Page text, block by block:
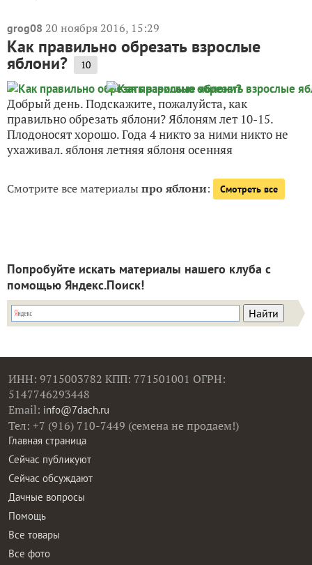
grog08 20 ноября 2016, 15:29
Как правильно обрезать взрослые
яблони? 10
Добрый день. Подскажите, пожалуйста, как
правильно обрезать яблони? Яблоням лет 10-15.
Плодоносят хорошо. Года 4 никто за ними никто не
ухаживал. яблоня летняя яблоня осенняя
Смотрите все материалыпро яблони: Смотреть все
Попробуйте искать материалы нашего клуба с
помощью Яндекс.Поиск!
ИНН: 9715003782 КПП: 771501001 ОГРН:
5147746293448
Email: info@7dach.ru
Тел: +7 (916) 710-7449 (семена не продаем!)
Главная страница
Сейчас публикуют
Сейчас обсуждают
Дачные вопросы
Помощь
Все товары
Все фото